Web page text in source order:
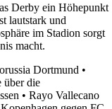
Derby ein Höhepunkt
lautstark und
im Stadion sorgt
macht.
Dortmund •
über die
• Rayo Vallecano